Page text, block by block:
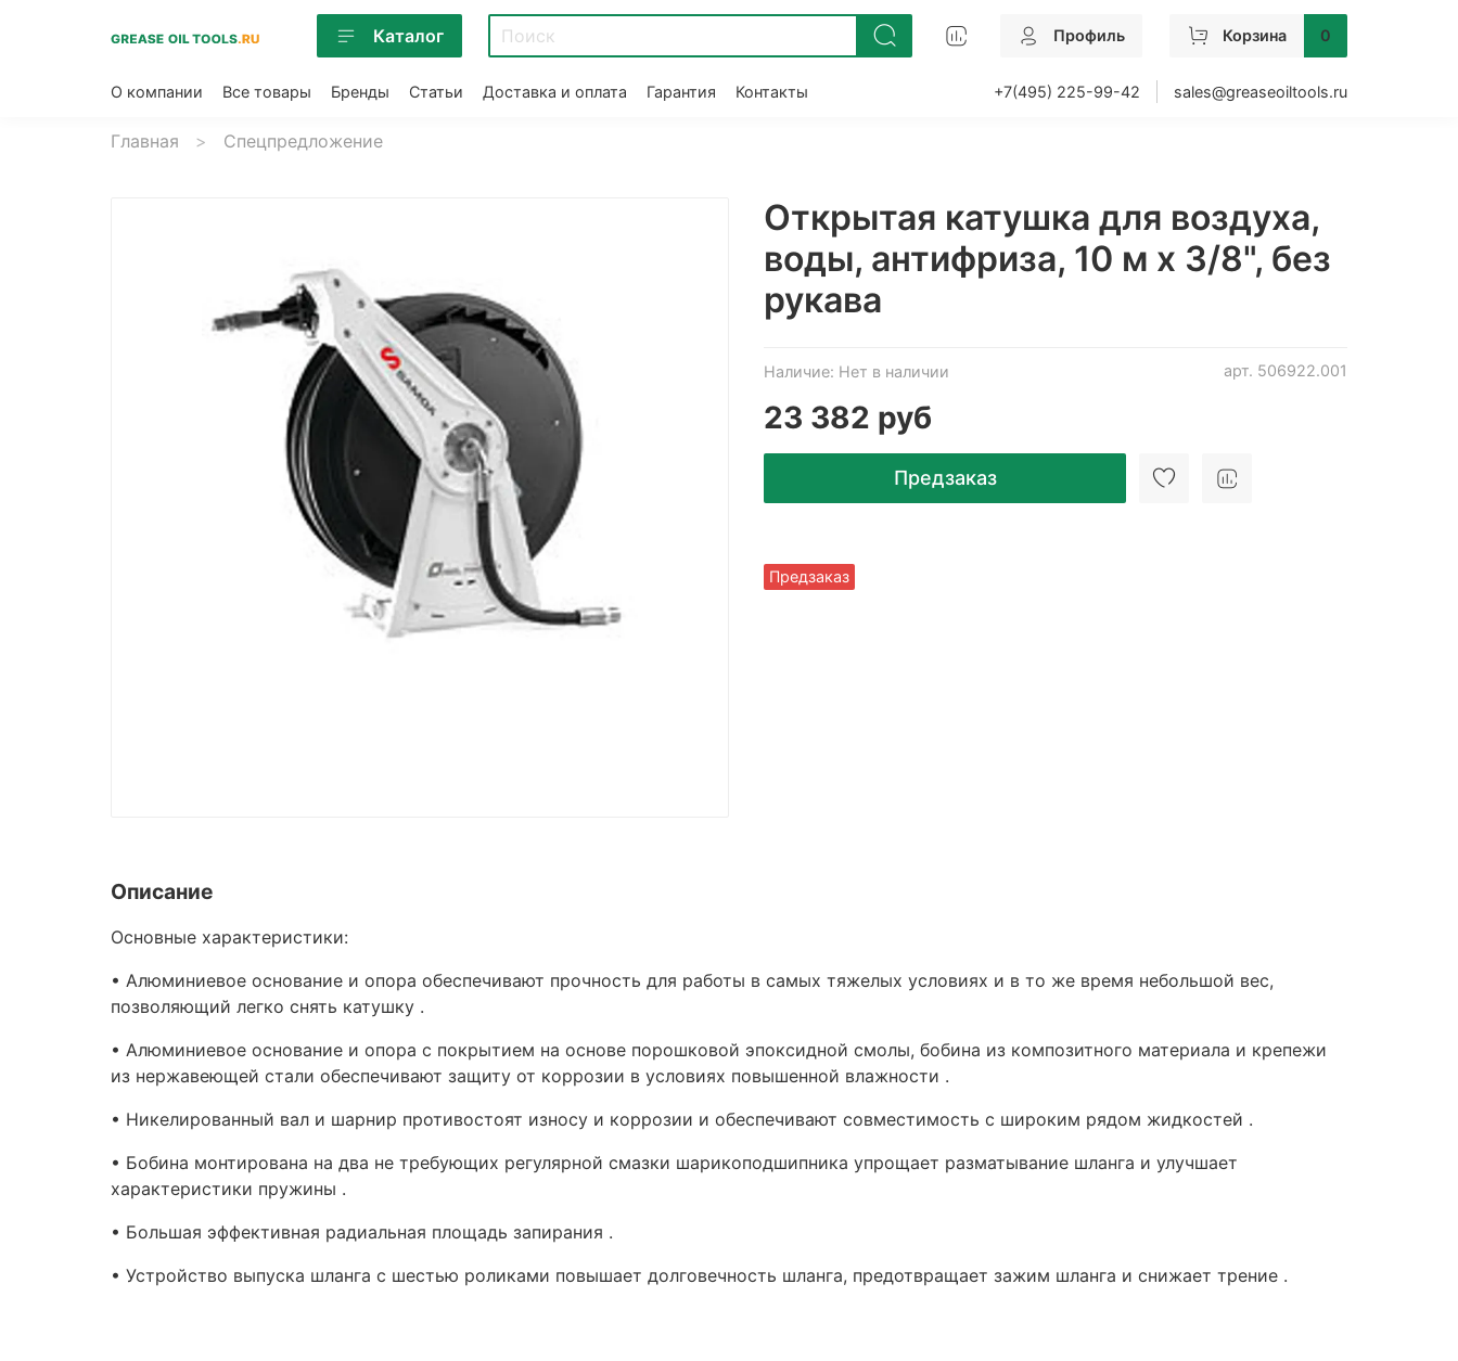
Каталог Профиль Корзина 0
О компании Все товары Бренды Статьи Доставка и оплата Гарантия Контакты +7(495) 225-99-42 sales@greaseoiltools.ru
Главная Спецпредложение
арт. 506922.001
Наличие: Нет в наличии
Предзаказ
Открытая катушка для воздуха,
воды, антифриза, 10 м х 3/8", без
рукава
23 382 руб
Предзаказ
Описание
Основные характеристики:
• Алюминиевое основание и опора обеспечивают прочность для работы в самых тяжелых условиях и в то же время небольшой вес,
позволяющий легко снять катушку .
• Алюминиевое основание и опора с покрытием на основе порошковой эпоксидной смолы, бобина из композитного материала и крепежи
из нержавеющей стали обеспечивают защиту от коррозии в условиях повышенной влажности .
• Никелированный вал и шарнир противостоят износу и коррозии и обеспечивают совместимость с широким рядом жидкостей .
• Бобина монтирована на два не требующих регулярной смазки шарикоподшипника упрощает разматывание шланга и улучшает
характеристики пружины .
• Большая эффективная радиальная площадь запирания .
• Устройство выпуска шланга с шестью роликами повышает долговечность шланга, предотвращает зажим шланга и снижает трение .